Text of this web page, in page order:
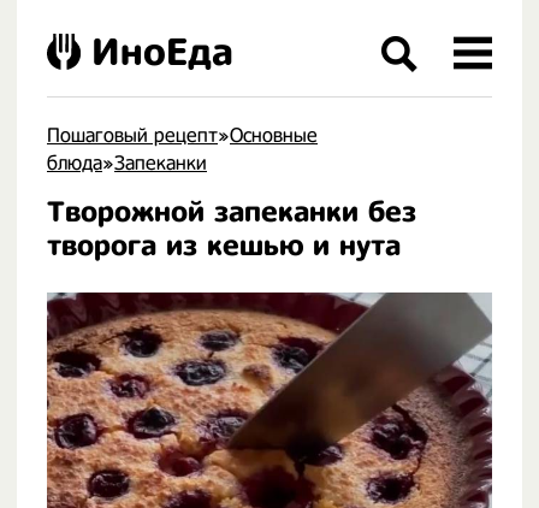
Пошаговый рецепт»Основные
блюда»Запеканки
Творожной запеканки без
творога из кешью и нута
ИноЕда